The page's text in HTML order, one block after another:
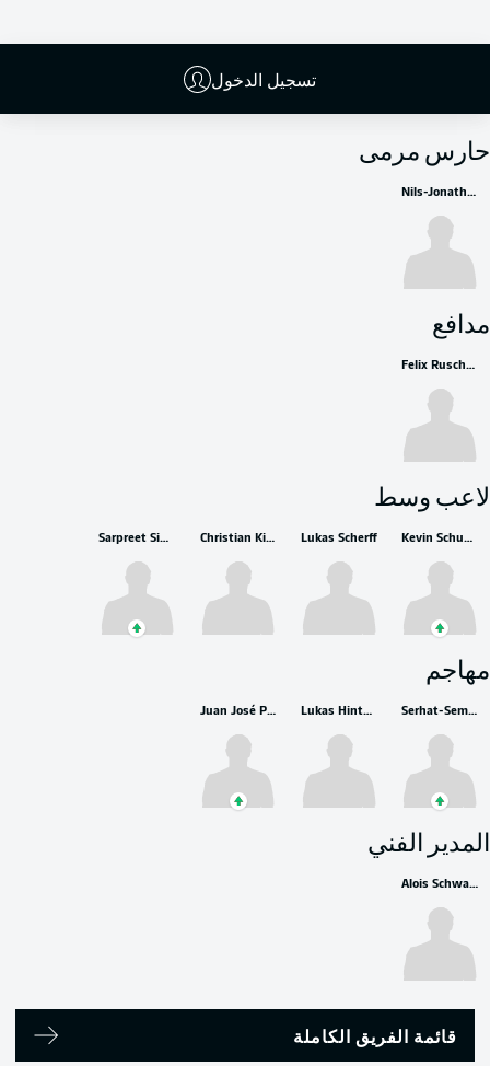
تسجيل الدخول
حارس مرمى
Nils-Jonathan Körber
مدافع
Felix Ruschke
لاعب وسط
Kevin Schumacher
Lukas Scherff
Christian Kinsombi
Sarpreet Singh
مهاجم
Serhat-Semih Güler
Lukas Hinterseer
Juan José Perea
المدير الفني
Alois Schwartz
قائمة الفريق الكاملة